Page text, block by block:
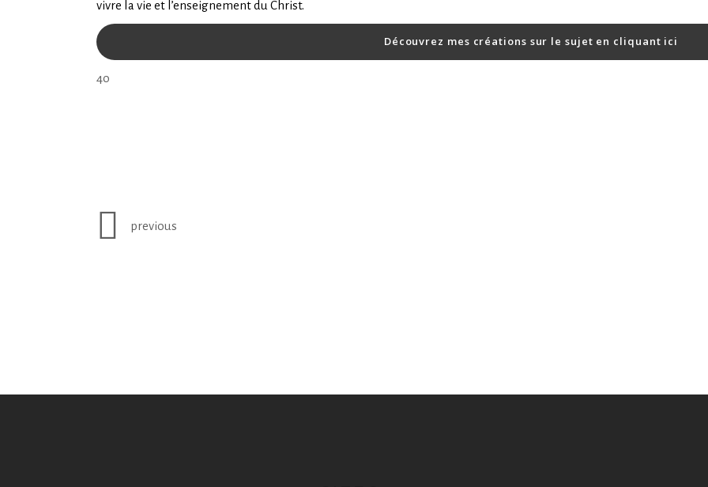
vivre la vie et l’enseignement du Christ.
Découvrez mes créations sur le sujet en cliquant ici
4o
previous